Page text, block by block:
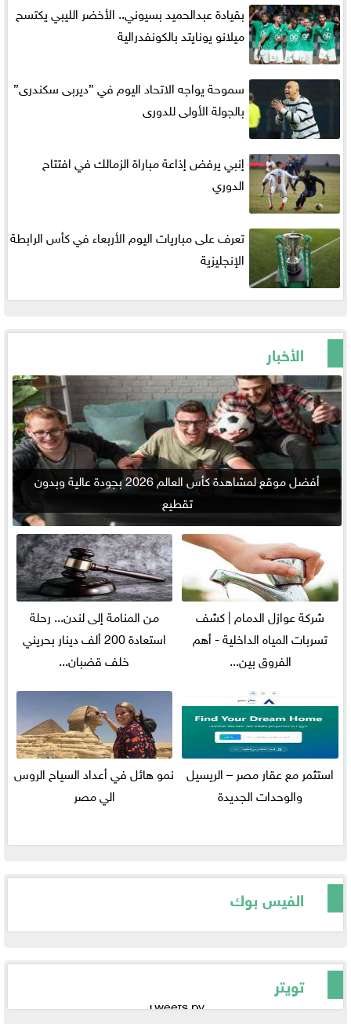
بقيادة عبدالحميد بسيوني.. الأخضر الليبي يكتسح
ميلانو يونايتد بالكونفدرالية
سموحة يواجه الاتحاد اليوم في ”ديربى سكندرى”
بالجولة الأولى للدورى
إنبي يرفض إذاعة مباراة الزمالك في افتتاح
الدوري
تعرف على مباريات اليوم الأربعاء في كأس الرابطة
الإنجليزية
الأخبار
أفضل موقع لمشاهدة كأس العالم 2026 بجودة عالية وبدون
تقطيع
شركة عوازل الدمام | كشف
تسربات المياه الداخلية - أهم
الفروق بين...
من المنامة إلى لندن... رحلة
استعادة 200 ألف دينار بحريني
خلف قضبان...
استثمر مع عقار مصر – الريسيل
والوحدات الجديدة
نمو هائل في أعداد السياح الروس
الي مصر
الفيس بوك
تويتر
Tweets by